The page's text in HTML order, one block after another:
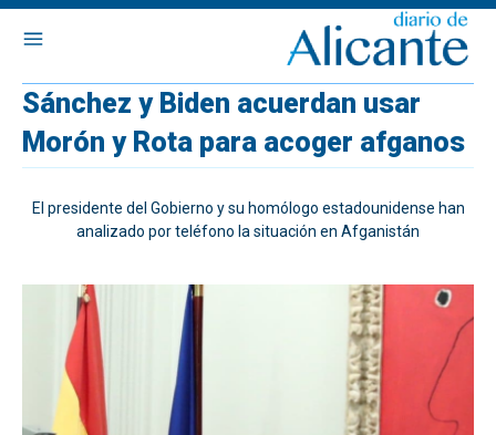
Sánchez y Biden acuerdan usar
Morón y Rota para acoger afganos
El presidente del Gobierno y su homólogo estadounidense han
analizado por teléfono la situación en Afganistán